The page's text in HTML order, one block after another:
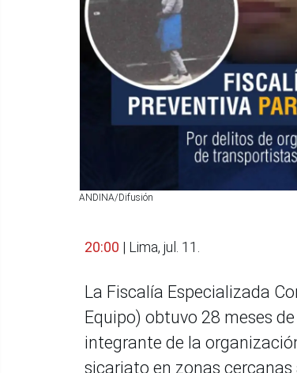
ANDINA/Difusión
20:00 | Lima, jul. 11.
La Fiscalía Especializada
Equipo) obtuvo 28 meses
integrante de la
sicariato en zonas